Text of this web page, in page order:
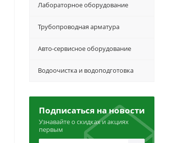
Лабораторное оборудование
Трубопроводная арматура
Авто-сервисное оборудование
Водоочистка и водоподготовка
Подписаться на новости
Узнавайте о скидках и акциях
первым